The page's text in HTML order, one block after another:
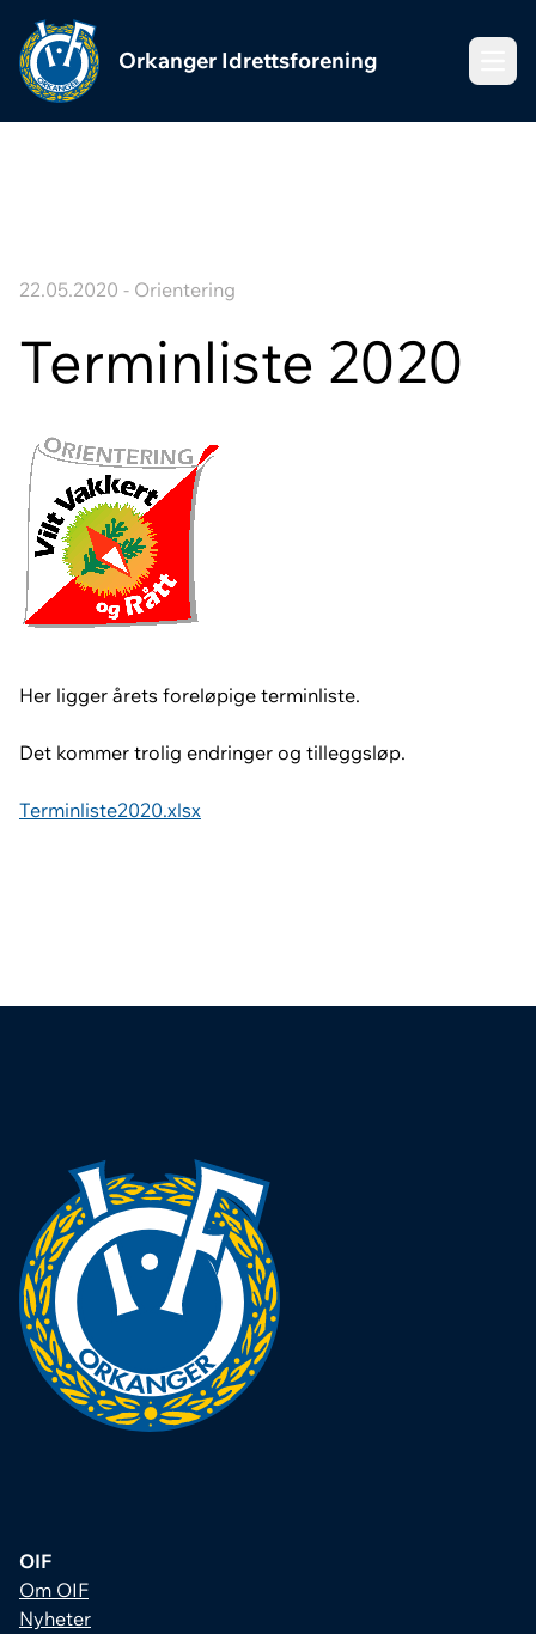
Orkanger Idrettsforening
22.05.2020 - Orientering
Terminliste 2020
Her ligger årets foreløpige terminliste.
Det kommer trolig endringer og tilleggsløp.
Terminliste2020.xlsx
OIF
Om OIF
Nyheter